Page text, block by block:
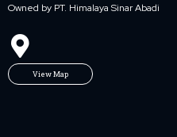
Owned by PT. Himalaya Sinar Abadi
View Map